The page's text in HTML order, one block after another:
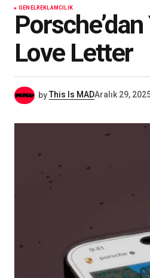
GENEL REKLAMCILIK
Love Letter
byThis Is MADAralık 29,